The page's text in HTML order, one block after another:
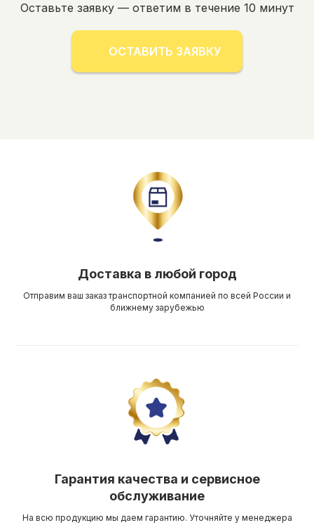
Оставьте заявку — ответим в течение 10 минут
ОСТАВИТЬ ЗАЯВКУ
Доставка в любой город
Отправим ваш заказ транспортной компанией по всей России и
ближнему зарубежью
Гарантия качества и сервисное
обслуживание
На всю продукцию мы даем гарантию. Уточняйте у менеджера